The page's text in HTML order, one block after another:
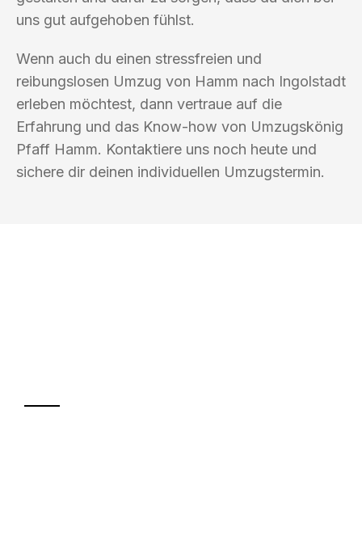
uns gut aufgehoben fühlst.
Wenn auch du einen stressfreien und
reibungslosen Umzug von Hamm nach Ingolstadt
erleben möchtest, dann vertraue auf die
Erfahrung und das Know-how von Umzugskönig
Pfaff Hamm. Kontaktiere uns noch heute und
sichere dir deinen individuellen Umzugstermin.